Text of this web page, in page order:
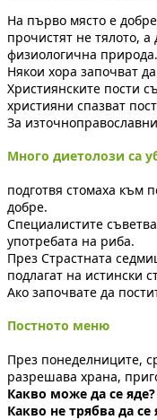
На първо място е
прочистят не тялото,
физиологична природа.
Някои хора започват
Християнските пости
християни спазват
За
Много диетолози са
подготвя стомаха към
добре.
Специалистите
употребата на риба.
През Страстната
подлагат на истински
Ако започвате да
Постното меню
През понеделниците,
разрешава храна,
Какво може да се яде?
Какво не трябва да се